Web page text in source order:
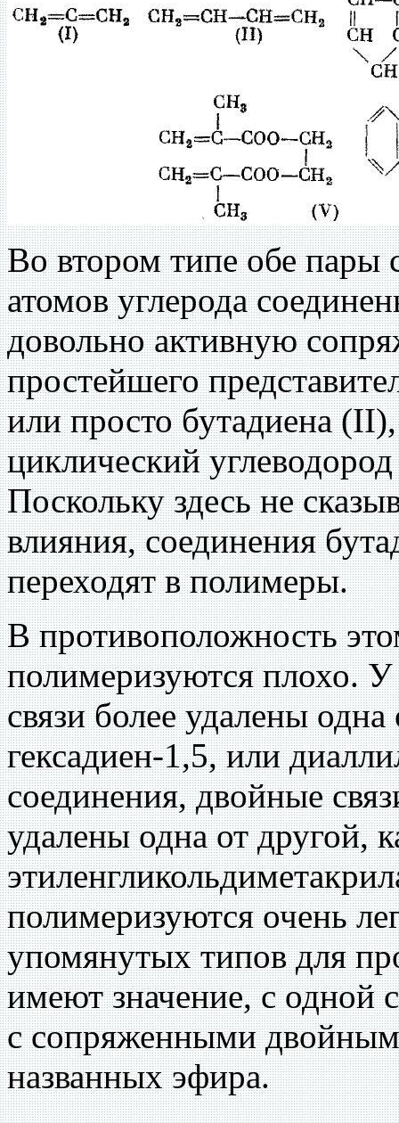
Во втором типе обе пары
атомов углерода
довольно активную
простейшего
или просто бутадиена
циклический
Поскольку здесь не
влияния, соединения
переходят в полимеры.
В противоположность
полимеризуются плохо.
связи более удалены
гексадиен-1,5, или
соединения, двойные
удалены одна от другой,
полимеризуются очень
упомянутых типов для
имеют значение, с одной
с сопряженными
названных эфира.